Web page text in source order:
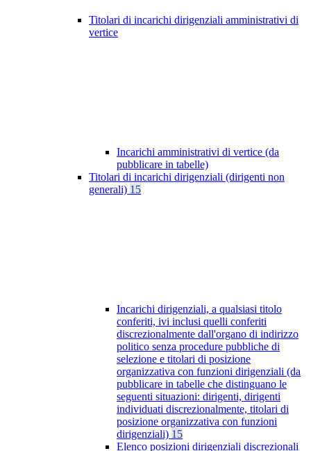
Titolari di incarichi dirigenziali amministrativi di
vertice
Incarichi amministrativi di vertice (da
pubblicare in tabelle)
Titolari di incarichi dirigenziali (dirigenti non
generali) 15
Incarichi dirigenziali, a qualsiasi titolo
conferiti, ivi inclusi quelli conferiti
discrezionalmente dall'organo di indirizzo
politico senza procedure pubbliche di
selezione e titolari di posizione
organizzativa con funzioni dirigenziali (da
pubblicare in tabelle che distinguano le
seguenti situazioni: dirigenti, dirigenti
individuati discrezionalmente, titolari di
posizione organizzativa con funzioni
dirigenziali) 15
Elenco posizioni dirigenziali discrezionali